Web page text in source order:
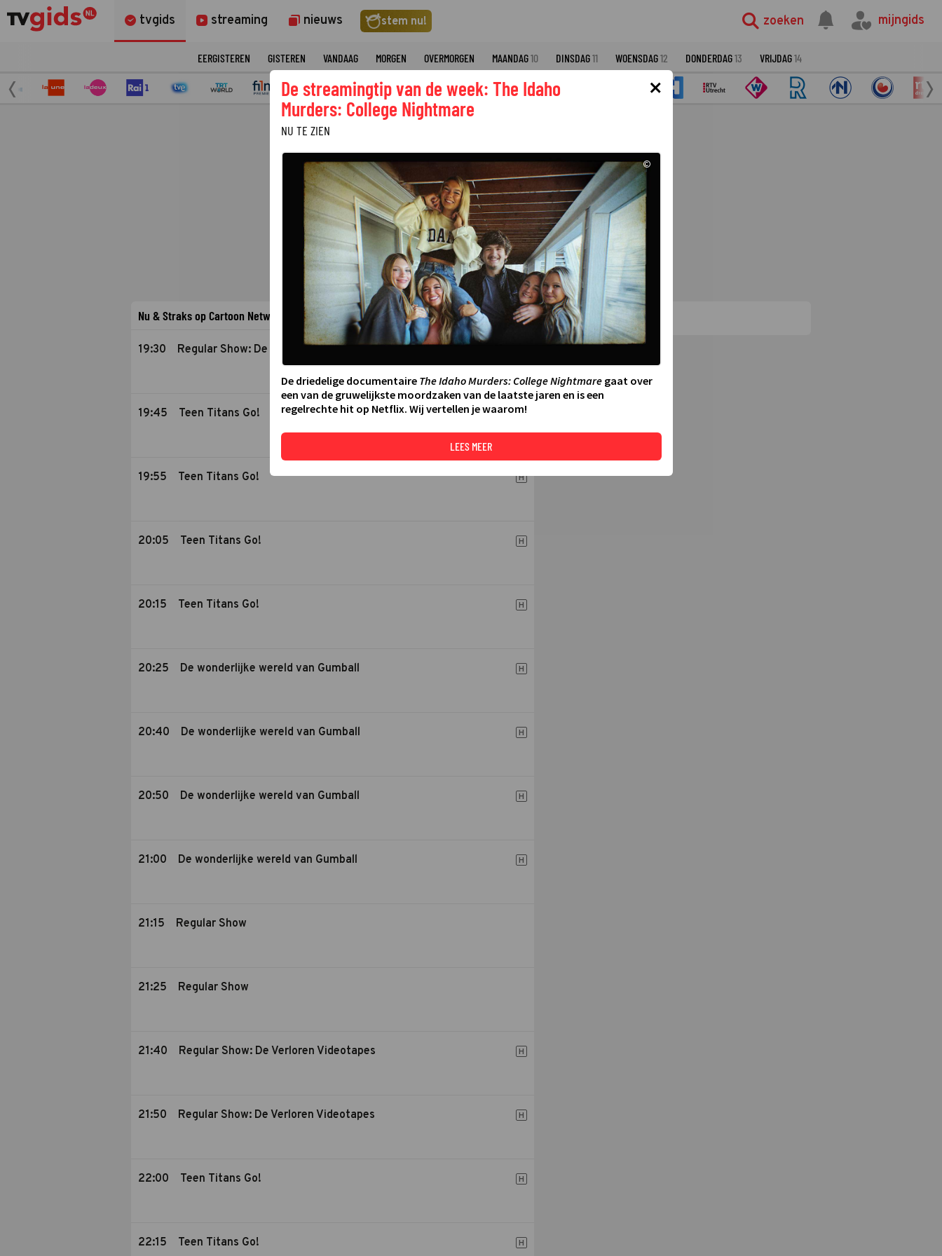
tvgids streaming nieuws stem nu! zoeken mijngids
EERGISTEREN GISTEREN VANDAAG MORGEN OVERMORGEN MAANDAG10 DINSDAG11 WOENSDAG12 DONDERDAG13 VRIJDAG14
CARTOON NETWORK
Nu & Straks op Cartoon Network
19:30 Regular Show: De Verloren Videotapes
19:45 Teen Titans Go! H
19:55 Teen Titans Go! H
20:05 Teen Titans Go! H
20:15 Teen Titans Go! H
20:25 De wonderlijke wereld van Gumball H
20:40 De wonderlijke wereld van Gumball H
20:50 De wonderlijke wereld van Gumball H
21:00 De wonderlijke wereld van Gumball H
21:15 Regular Show
21:25 Regular Show
21:40 Regular Show: De Verloren Videotapes H
21:50 Regular Show: De Verloren Videotapes H
22:00 Teen Titans Go! H
22:15 Teen Titans Go! H
Over Cartoon Network
×
De streamingtip van de week: The Idaho
Murders: College Nightmare
NU TE ZIEN
©
De driedelige documentaire The Idaho Murders: College Nightmaregaat over
een van de gruwelijkste moordzaken van de laatste jaren en is een
regelrechte hit op Netflix. Wij vertellen je waarom!
LEES MEER